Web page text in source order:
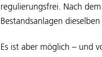
regulierungsfrei. Nach
Bestandsanlagen
Es ist aber möglich – und